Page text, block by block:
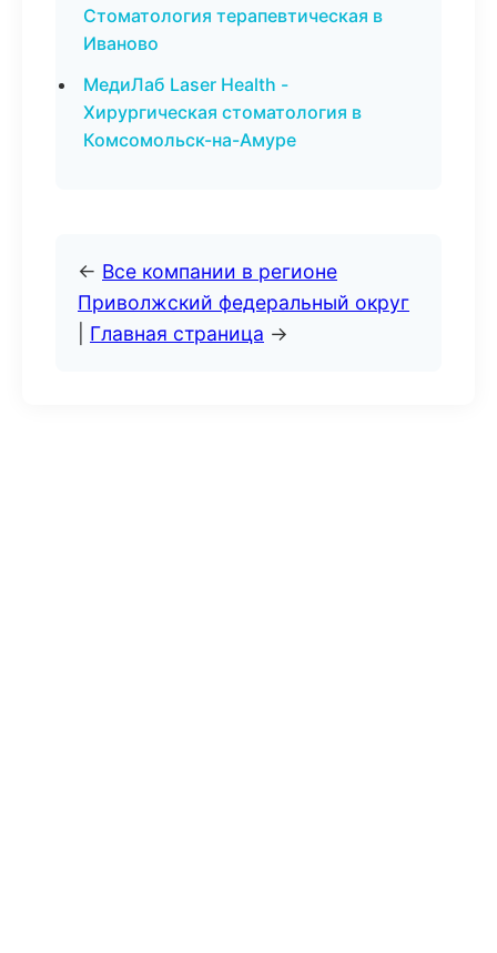
Стоматология терапевтическая в
Иваново
МедиЛаб Laser Health -
Хирургическая стоматология в
Комсомольск-на-Амуре
← Все компании в регионе
Приволжский федеральный округ
Главная страница →